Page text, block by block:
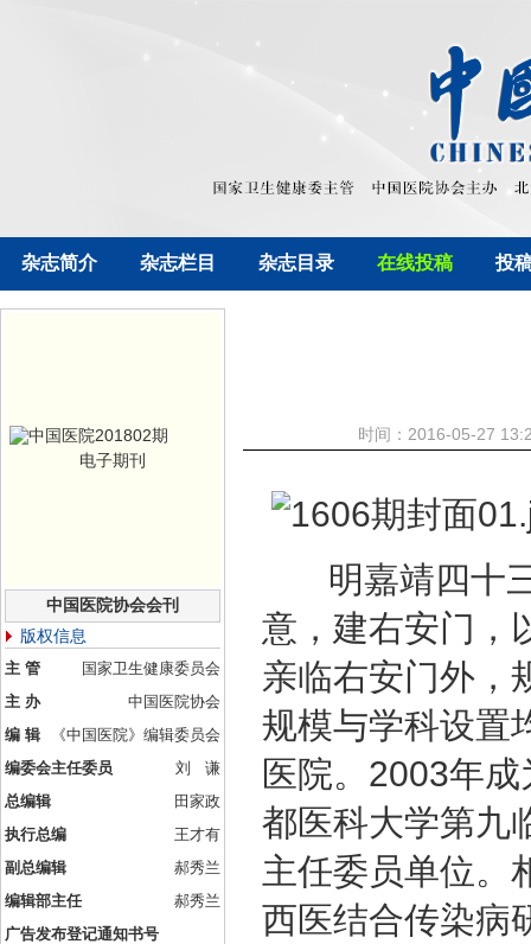
杂志简介 杂志栏目 杂志目录 在线投稿 投
电子期刊
中国医院协会会刊
版权信息
主 管
国家卫生健康委员会
主 办
中国医院协会
编 辑
《中国医院》编辑委员会
编委会主任委员
刘 谦
总编辑
田家政
执行总编
王才有
副总编辑
郝秀兰
编辑部主任
郝秀兰
广告发布登记通知书号
时间：2016-05-27
明嘉靖四十三
意，建右安门，
亲临右安门外，
规模与学科设置
医院。2003年
都医科大学第九
主任委员单位。
西医结合传染病